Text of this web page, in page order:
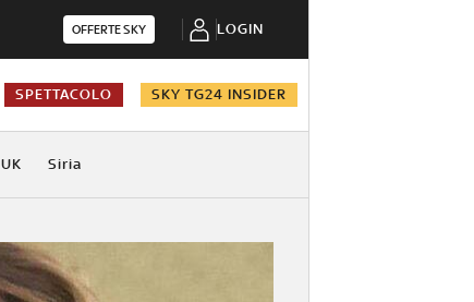
OFFERTE SKY LOGIN
SPETTACOLO SKY TG24 INSIDER
UK Siria